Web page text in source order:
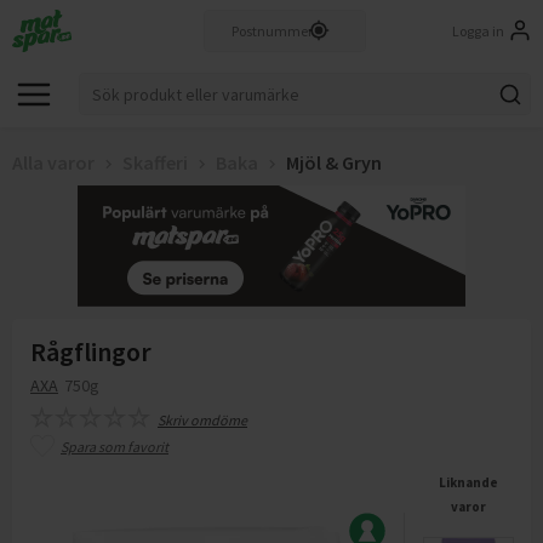
Logga in
Mjöl & Gryn
Rågflingor
AXA 750g
Skriv omdöme
Spara som favorit
Liknande
varor